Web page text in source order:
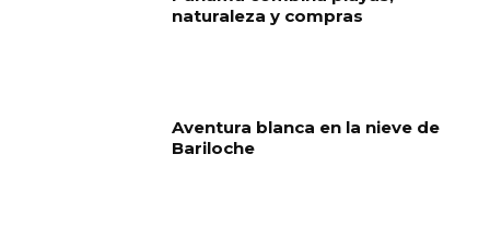
naturaleza y compras
Aventura blanca en la nieve de
Bariloche